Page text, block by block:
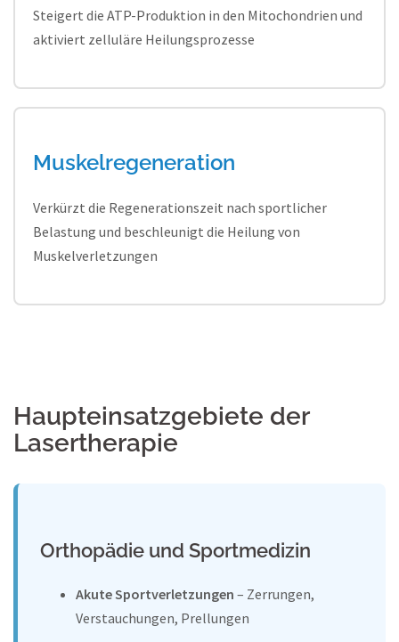
Steigert die ATP-Produktion in den Mitochondrien und
aktiviert zelluläre Heilungsprozesse
Muskelregeneration
Verkürzt die Regenerationszeit nach sportlicher
Belastung und beschleunigt die Heilung von
Muskelverletzungen
Haupteinsatzgebiete der
Lasertherapie
Orthopädie und Sportmedizin
Akute Sportverletzungen – Zerrungen,
Verstauchungen, Prellungen